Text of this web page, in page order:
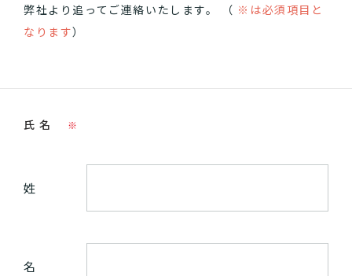
弊社より追ってご連絡いたします。 （ ※は必須項目と
なります）
氏名 ※
姓
名